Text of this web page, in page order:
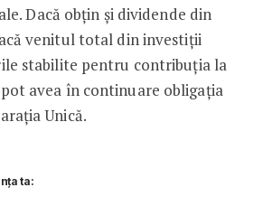
Dacă obțin și dividende din
venitul total din investiții
stabilite pentru contribuția la
pot avea în continuare obligația
Unică.
ta: